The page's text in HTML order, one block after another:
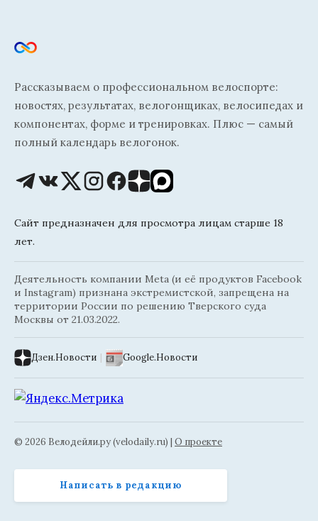
Рассказываем о профессиональном велоспорте:
новостях, результатах, велогонщиках, велосипедах и
компонентах, форме и тренировках. Плюс — самый
полный календарь велогонок.
Сайт предназначен для просмотра лицам старше 18
лет.
Деятельность компании Meta (и её продуктов Facebook
и Instagram) признана экстремистской, запрещена на
территории России по решению Тверского суда
Москвы от 21.03.2022.
Дзен.Новости | Google.Новости
© 2026 Велодейли.ру (velodaily.ru) | О проекте
Написать в редакцию